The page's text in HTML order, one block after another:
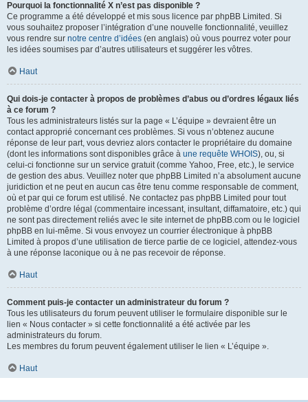
Pourquoi la fonctionnalité X n’est pas disponible ?
Ce programme a été développé et mis sous licence par phpBB Limited. Si
vous souhaitez proposer l’intégration d’une nouvelle fonctionnalité, veuillez
vous rendre sur notre centre d’idées (en anglais) où vous pourrez voter pour
les idées soumises par d’autres utilisateurs et suggérer les vôtres.
Haut
Qui dois-je contacter à propos de problèmes d’abus ou d’ordres légaux liés
à ce forum ?
Tous les administrateurs listés sur la page « L’équipe » devraient être un
contact approprié concernant ces problèmes. Si vous n’obtenez aucune
réponse de leur part, vous devriez alors contacter le propriétaire du domaine
(dont les informations sont disponibles grâce à une requête WHOIS), ou, si
celui-ci fonctionne sur un service gratuit (comme Yahoo, Free, etc.), le service
de gestion des abus. Veuillez noter que phpBB Limited n’a absolument aucune
juridiction et ne peut en aucun cas être tenu comme responsable de comment,
où et par qui ce forum est utilisé. Ne contactez pas phpBB Limited pour tout
problème d’ordre légal (commentaire incessant, insultant, diffamatoire, etc.) qui
ne sont pas directement reliés avec le site internet de phpBB.com ou le logiciel
phpBB en lui-même. Si vous envoyez un courrier électronique à phpBB
Limited à propos d’une utilisation de tierce partie de ce logiciel, attendez-vous
à une réponse laconique ou à ne pas recevoir de réponse.
Haut
Comment puis-je contacter un administrateur du forum ?
Tous les utilisateurs du forum peuvent utiliser le formulaire disponible sur le
lien « Nous contacter » si cette fonctionnalité a été activée par les
administrateurs du forum.
Les membres du forum peuvent également utiliser le lien « L’équipe ».
Haut